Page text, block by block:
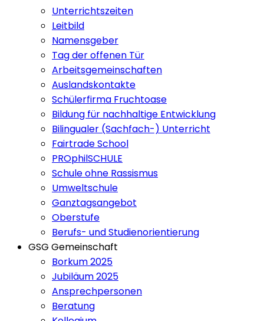
Unterrichtszeiten
Leitbild
Namensgeber
Tag der offenen Tür
Arbeitsgemeinschaften
Auslandskontakte
Schülerfirma Fruchtoase
Bildung für nachhaltige Entwicklung
Bilingualer (Sachfach-) Unterricht
Fairtrade School
PROphilSCHULE
Schule ohne Rassismus
Umweltschule
Ganztagsangebot
Oberstufe
Berufs- und Studienorientierung
GSG Gemeinschaft
Borkum 2025
Jubiläum 2025
Ansprechpersonen
Beratung